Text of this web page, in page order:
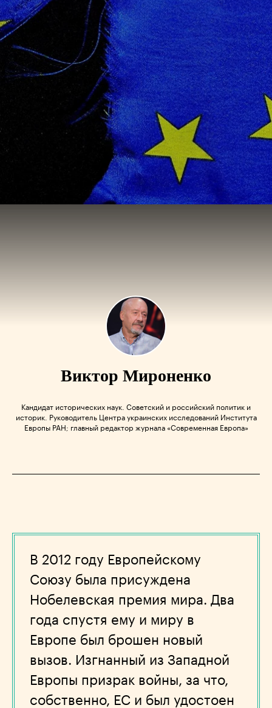
Виктор Мироненко
Кандидат исторических наук. Cоветский и российский политик и
историк. Руководитель Центра украинских исследований Института
Европы РАН; главный редактор журнала «Современная Европа»
В 2012 году Европейскому
Союзу была присуждена
Нобелевская премия мира. Два
года спустя ему и миру в
Европе был брошен новый
вызов. Изгнанный из Западной
Европы призрак войны, за что,
собственно, ЕС и был удостоен